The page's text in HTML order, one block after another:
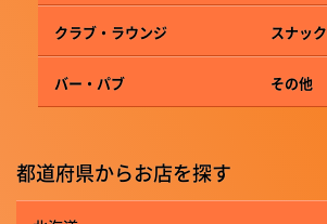
クラブ・ラウンジ スナック
バー・パブ その他
都道府県からお店を探す